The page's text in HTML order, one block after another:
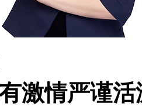
激情严谨活